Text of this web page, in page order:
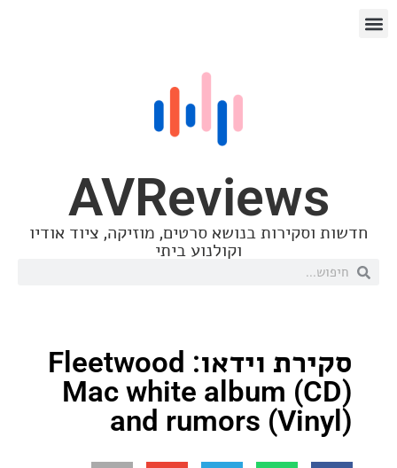
בנושא סרטים, מוזיקה, ציוד אודיו
וקולנוע ביתי
סקירת וידאו: Fleetwood
Mac white album
and rumors